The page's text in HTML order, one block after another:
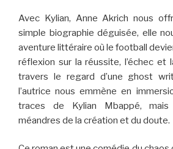
Avec Kylian, Anne Akrich nous
simple biographie déguisée, elle
aventure littéraire où le football
réflexion sur la réussite, l’échec et
travers le regard d’une ghost
l’autrice nous emmène en
traces de Kylian Mbappé,
méandres de la création et du doute.